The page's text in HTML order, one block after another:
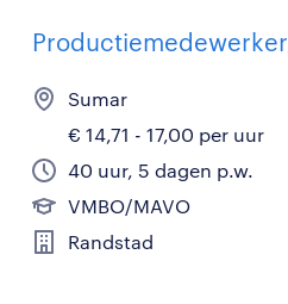
Sumar
€ 14,71 - 17,00 per uur
40 uur, 5 dagen p.w.
VMBO/MAVO
Randstad